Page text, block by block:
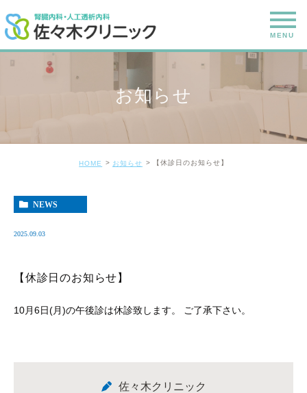
お知らせ
HOME お知らせ 【休診日のお知らせ】
NEWS
2025.09.03
【休診日のお知らせ】
10月6日(月)の午後診は休診致します。 ご了承下さい。
佐々木クリニック